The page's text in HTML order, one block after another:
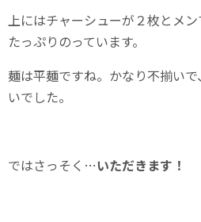
上にはチャーシューが２枚とメ
たっぷりのっています。
麺は平麺ですね。かなり不揃い
いでした。
ではさっそく…いただきます！